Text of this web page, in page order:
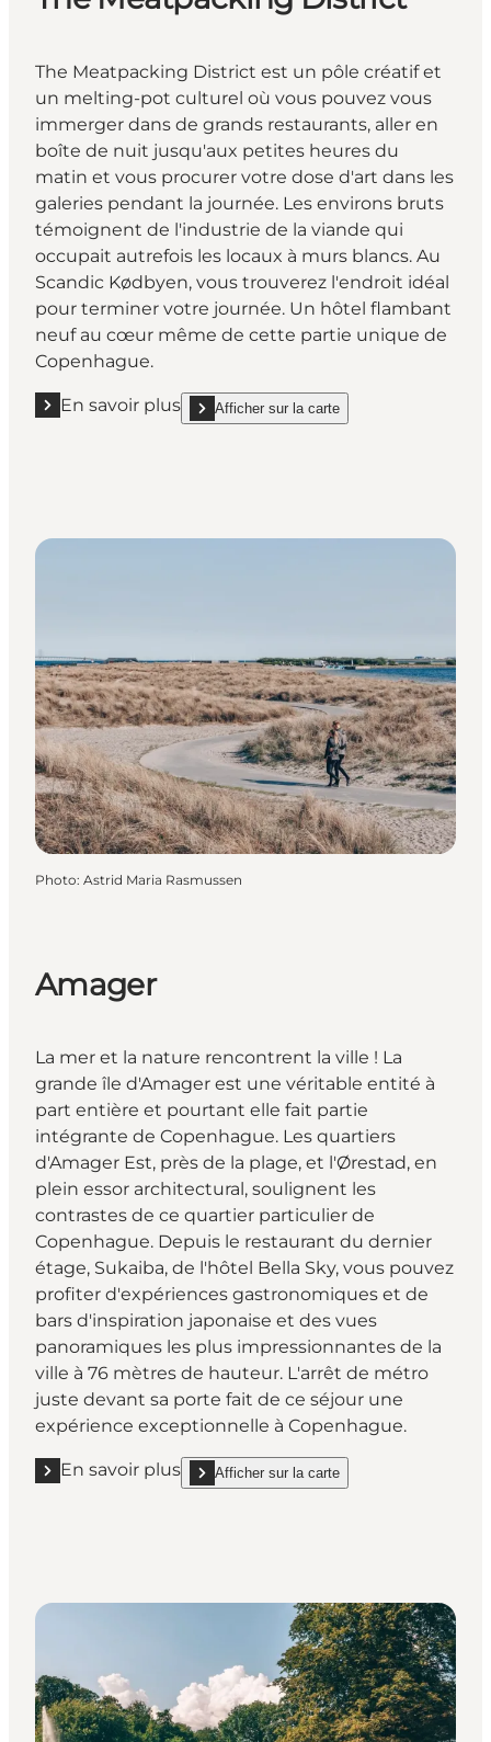
The Meatpacking District est un pôle créatif et
un melting-pot culturel où vous pouvez vous
immerger dans de grands restaurants, aller en
boîte de nuit jusqu'aux petites heures du
matin et vous procurer votre dose d'art dans les
galeries pendant la journée. Les environs bruts
témoignent de l'industrie de la viande qui
occupait autrefois les locaux à murs blancs. Au
Scandic Kødbyen, vous trouverez l'endroit idéal
pour terminer votre journée. Un hôtel flambant
neuf au cœur même de cette partie unique de
Copenhague.
En savoir plus
En savoir plus "The Meatpacking District "
Afficher sur la carte
Photo: Astrid Maria Rasmussen
Amager
La mer et la nature rencontrent la ville ! La
grande île d'Amager est une véritable entité à
part entière et pourtant elle fait partie
intégrante de Copenhague. Les quartiers
d'Amager Est, près de la plage, et l'Ørestad, en
plein essor architectural, soulignent les
contrastes de ce quartier particulier de
Copenhague. Depuis le restaurant du dernier
étage, Sukaiba, de l'hôtel Bella Sky, vous pouvez
profiter d'expériences gastronomiques et de
bars d'inspiration japonaise et des vues
panoramiques les plus impressionnantes de la
ville à 76 mètres de hauteur. L'arrêt de métro
juste devant sa porte fait de ce séjour une
expérience exceptionnelle à Copenhague.
En savoir plus
En savoir plus "Amager"Afficher sur la carte
show Amager on_map